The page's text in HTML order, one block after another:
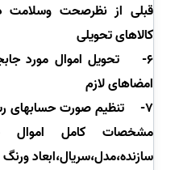
کالاهای تحویلی
6-
تحویل اموال مورد
امضاهای لازم
7-
تنظیم صورت حسابهای
مشخصات کامل اموال
سازنده،مدل،سریال،ابعاد ورنگ